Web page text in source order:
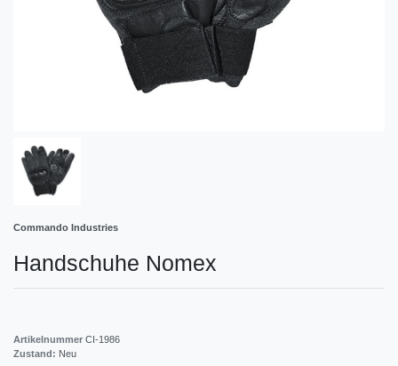
Commando Industries
Handschuhe Nomex
Artikelnummer CI-1986
Zustand: Neu